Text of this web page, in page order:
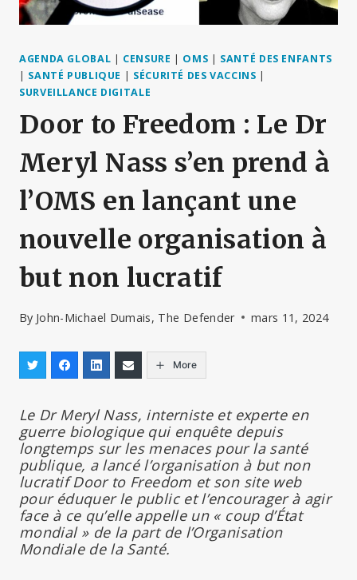
AGENDA GLOBAL | CENSURE | OMS | SANTÉ DES ENFANTS
| SANTÉ PUBLIQUE | SÉCURITÉ DES VACCINS |
SURVEILLANCE DIGITALE
Door to Freedom : Le Dr
Meryl Nass s’en prend à
l’OMS en lançant une
nouvelle organisation à
but non lucratif
By John-Michael Dumais, The Defender mars 11, 2024
More
Le Dr Meryl Nass, interniste et experte en
guerre biologique qui enquête depuis
longtemps sur les menaces pour la santé
publique, a lancé l’organisation à but non
lucratif Door to Freedom et son site web
pour éduquer le public et l’encourager à agir
face à ce qu’elle appelle un « coup d’État
mondial » de la part de l’Organisation
Mondiale de la Santé.